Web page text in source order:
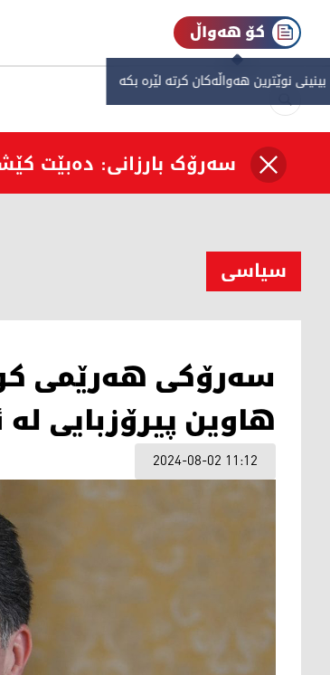
کۆ هەواڵ
نوێترین هەواڵەکان کرتە لێرە بکە
سەرۆک بارزانی: دەبێت
سیاسی
سه‌رۆكی هه‌رێمی
هاوین پیرۆزبایی
2024-08-02 11:12